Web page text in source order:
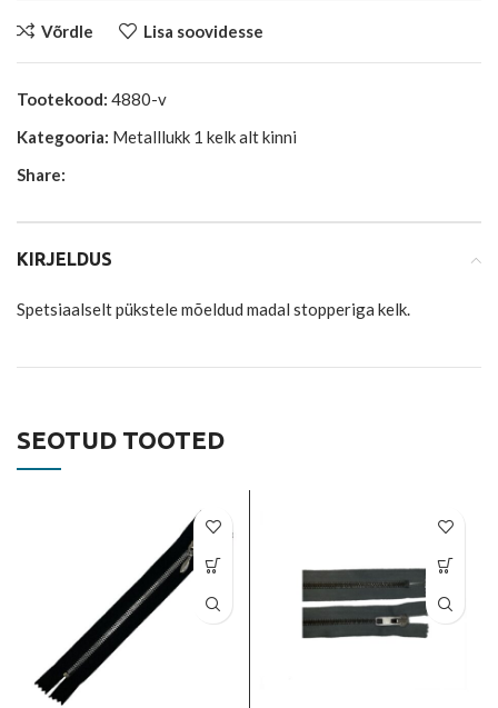
Võrdle Lisa soovidesse
Tootekood: 4880-v
Kategooria: Metalllukk 1 kelk alt kinni
Share:
KIRJELDUS
Spetsiaalselt pükstele mõeldud madal stopperiga kelk.
SEOTUD TOOTED